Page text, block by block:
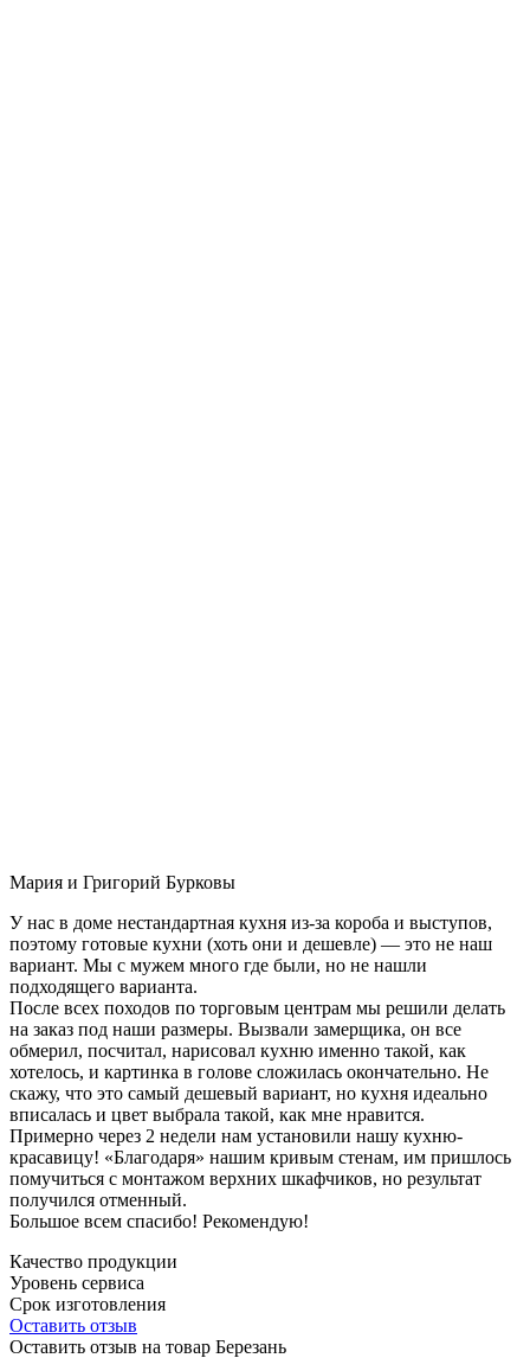
Мария и Григорий Бурковы
У нас в доме нестандартная кухня из-за короба и выступов,
поэтому готовые кухни (хоть они и дешевле) — это не наш
вариант. Мы с мужем много где были, но не нашли
подходящего варианта.
После всех походов по торговым центрам мы решили делать
на заказ под наши размеры. Вызвали замерщика, он все
обмерил, посчитал, нарисовал кухню именно такой, как
хотелось, и картинка в голове сложилась окончательно. Не
скажу, что это самый дешевый вариант, но кухня идеально
вписалась и цвет выбрала такой, как мне нравится.
Примерно через 2 недели нам установили нашу кухню-
красавицу! «Благодаря» нашим кривым стенам, им пришлось
помучиться с монтажом верхних шкафчиков, но результат
получился отменный.
Большое всем спасибо! Рекомендую!
Качество продукции
Уровень сервиса
Срок изготовления
Оставить отзыв
Оставить отзыв на товар Березань